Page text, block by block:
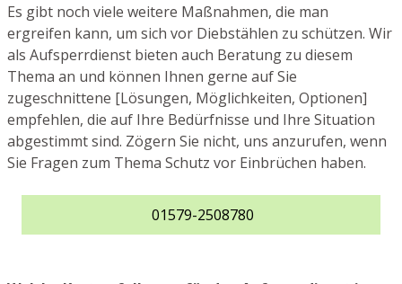
Es gibt noch viele weitere Maßnahmen, die man
ergreifen kann, um sich vor Diebstählen zu schützen. Wir
als Aufsperrdienst bieten auch Beratung zu diesem
Thema an und können Ihnen gerne auf Sie
zugeschnittene [Lösungen, Möglichkeiten, Optionen]
empfehlen, die auf Ihre Bedürfnisse und Ihre Situation
abgestimmt sind. Zögern Sie nicht, uns anzurufen, wenn
Sie Fragen zum Thema Schutz vor Einbrüchen haben.
01579-2508780